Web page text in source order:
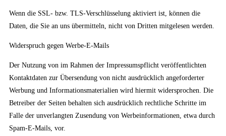
Wenn die SSL- bzw. TLS-Verschlüsselung aktiviert ist, können die
Daten, die Sie an uns übermitteln, nicht von Dritten mitgelesen werden.
Widerspruch gegen Werbe-E-Mails
Der Nutzung von im Rahmen der Impressumspflicht veröffentlichten
Kontaktdaten zur Übersendung von nicht ausdrücklich angeforderter
Werbung und Informationsmaterialien wird hiermit widersprochen. Die
Betreiber der Seiten behalten sich ausdrücklich rechtliche Schritte im
Falle der unverlangten Zusendung von Werbeinformationen, etwa durch
Spam-E-Mails, vor.